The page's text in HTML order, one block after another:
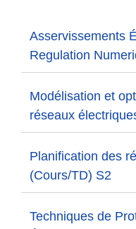
Asservissements
Regulation
Modélisation et
réseaux
Planification des
(Cours/TD) S2
Techniques de